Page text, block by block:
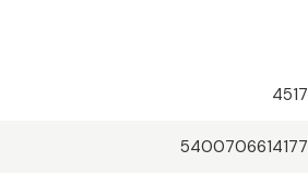
4517
5400706614177